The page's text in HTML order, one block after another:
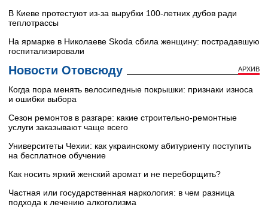
В Киеве протестуют из-за вырубки 100-летних дубов ради
теплотрассы
На ярмарке в Николаеве Skoda сбила женщину: пострадавшую
госпитализировали
Новости Отовсюду АРХИВ
Когда пора менять велосипедные покрышки: признаки износа
и ошибки выбора
Сезон ремонтов в разгаре: какие строительно-ремонтные
услуги заказывают чаще всего
Университеты Чехии: как украинскому абитуриенту поступить
на бесплатное обучение
Как носить яркий женский аромат и не переборщить?
Частная или государственная наркология: в чем разница
подхода к лечению алкоголизма